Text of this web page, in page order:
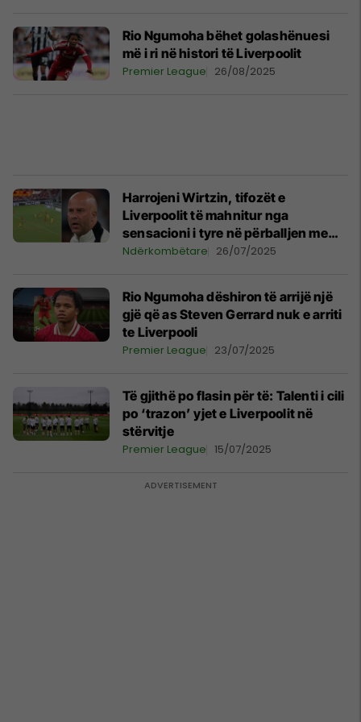
Rio Ngumoha bëhet golashënuesi
më i ri në histori të Liverpoolit
Premier League 26/08/2025
Harrojeni Wirtzin, tifozët e
Liverpoolit të mahnitur nga
sensacioni i tyre në përballjen me
Milanin
Ndërkombëtare 26/07/2025
Rio Ngumoha dëshiron të arrijë një
gjë që as Steven Gerrard nuk e arriti
te Liverpooli
Premier League 23/07/2025
Të gjithë po flasin për të: Talenti i cili
po ‘trazon’ yjet e Liverpoolit në
stërvitje
Premier League 15/07/2025